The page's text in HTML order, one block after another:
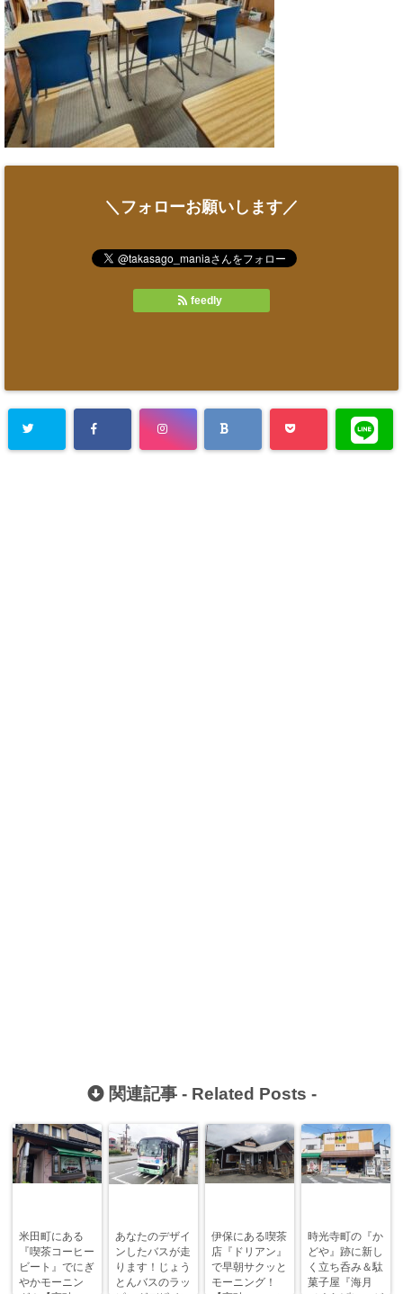
＼フォローお願いします／
feedly
関連記事 - Related Posts -
米田町にある
『喫茶コーヒー
ビート』でにぎ
やかモーニン
あなたのデザイ
ンしたバスが走
ります！じょう
とんバスのラッ
伊保にある喫茶
店『ドリアン』
で早朝サクッと
モーニング！
時光寺町の『か
どや』跡に新し
く立ち呑み＆駄
菓子屋『海月